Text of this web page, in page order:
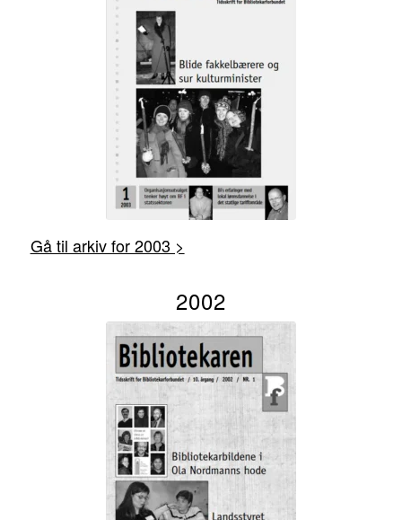
Gå til arkiv for 2003 >
2002